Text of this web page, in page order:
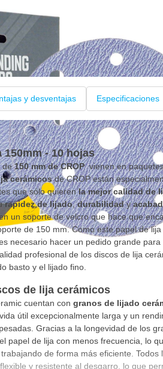
y desventajas Especificaciones
- 10 hojas
de150 mm de CROPvienen en
cerámicosde CROP están
que sólo quierenla mejor calidad de
rapidez de lijado,durabilidady
un soporte de velcro que hace que
de 150 mm. Como este papel de lija
necesario hacer un pedido grande para
profesional de los discos de lija
basto y el lijado fino.
de lija cerámicos
cuentan con granos de lijado
útil excepcionalmente larga y un
Gracias a la longevidad de los
papel de lija con menos frecuencia, lo
de forma más eficiente. Todos
y resistente al desgarro, lo que